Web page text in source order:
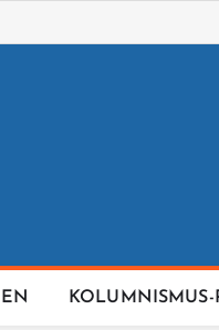
KOLUMNISMUS-